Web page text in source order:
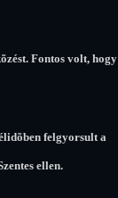
Fontos volt, hogy
felgyorsult a
ellen.